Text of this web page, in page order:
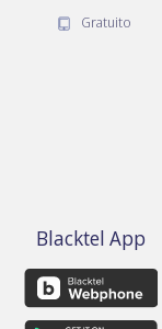
Gratuito
Blacktel App